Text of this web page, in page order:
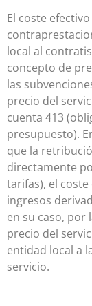
El coste
local al
concepto de
las
precio del
cuenta 413
presupuesto).
que la
directamente
tarifas), el
ingresos
en su caso, por
precio del
entidad local a
servicio.